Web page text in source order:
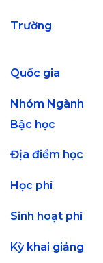
Trường
Quốc gia
Nhóm Ngành
Bậc học
Địa điểm học
Học phí
Sinh hoạt phí
Kỳ khai giảng